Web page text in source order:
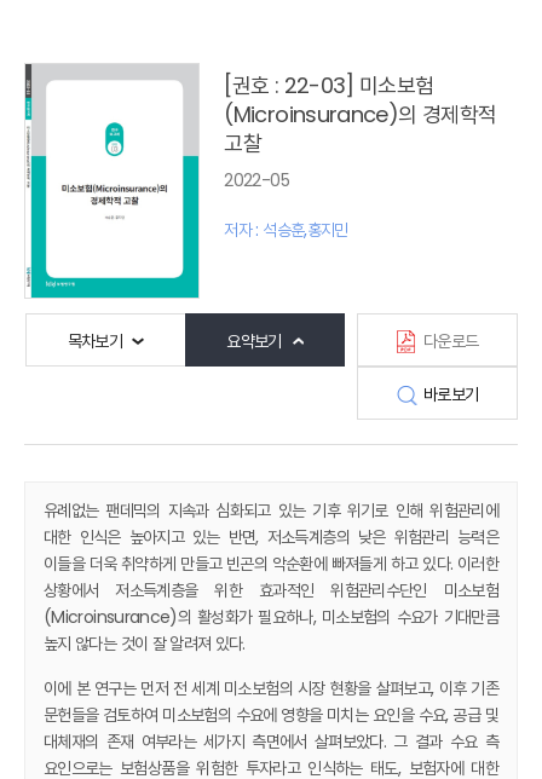
[권호 : 22-03] 미소보험
(Microinsurance)의 경제학적
고찰
2022-05
저자 : 석승훈,홍지민
목차보기 요약보기 다운로드
바로보기
유례없는 팬데믹의 지속과 심화되고 있는 기후 위기로 인해 위험관리에
대한 인식은 높아지고 있는 반면, 저소득계층의 낮은 위험관리 능력은
이들을 더욱 취약하게 만들고 빈곤의 악순환에 빠져들게 하고 있다. 이러한
상황에서 저소득계층을 위한 효과적인 위험관리수단인 미소보험
(Microinsurance)의 활성화가 필요하나, 미소보험의 수요가 기대만큼
높지 않다는 것이 잘 알려져 있다.
이에 본 연구는 먼저 전 세계 미소보험의 시장 현황을 살펴보고, 이후 기존
문헌들을 검토하여 미소보험의 수요에 영향을 미치는 요인을 수요, 공급 및
대체재의 존재 여부라는 세가지 측면에서 살펴보았다. 그 결과 수요 측
요인으로는 보험상품을 위험한 투자라고 인식하는 태도, 보험자에 대한